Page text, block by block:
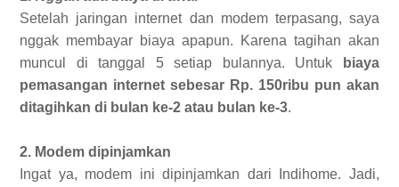
Setelah jaringan internet dan modem terpasang, saya
nggak membayar biaya apapun. Karena tagihan akan
muncul di tanggal 5 setiap bulannya. Untuk
biaya
pemasangan internet sebesar Rp. 150ribu pun akan
ditagihkan di bulan ke-2 atau bulan ke-3.
2. Modem dipinjamkan
Ingat ya, modem ini dipinjamkan dari Indihome. Jadi,